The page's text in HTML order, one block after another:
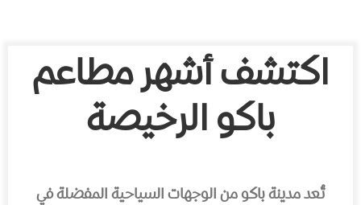
اكتشف أشهر مطاعم
باكو الرخيصة
تُعد مدينة باكو من الوجهات السياحية المفضلة في